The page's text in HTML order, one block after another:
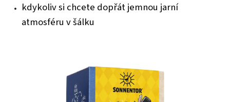
kdykoliv si chcete dopřát jemnou jarní
atmosféru v šálku